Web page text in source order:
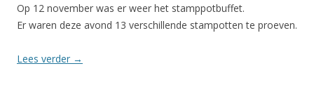
Op 12 november was er weer het stamppotbuffet.
Er waren deze avond 13 verschillende stampotten te proeven.
Lees verder →